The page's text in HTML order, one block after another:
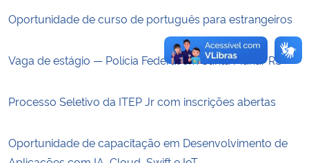
Oportunidade de curso de português para estrangeiros
Vaga de estágio — Polícia Federal em Santa Maria/RS
Processo Seletivo da ITEP Jr com inscrições abertas
Oportunidade de capacitação em Desenvolvimento de